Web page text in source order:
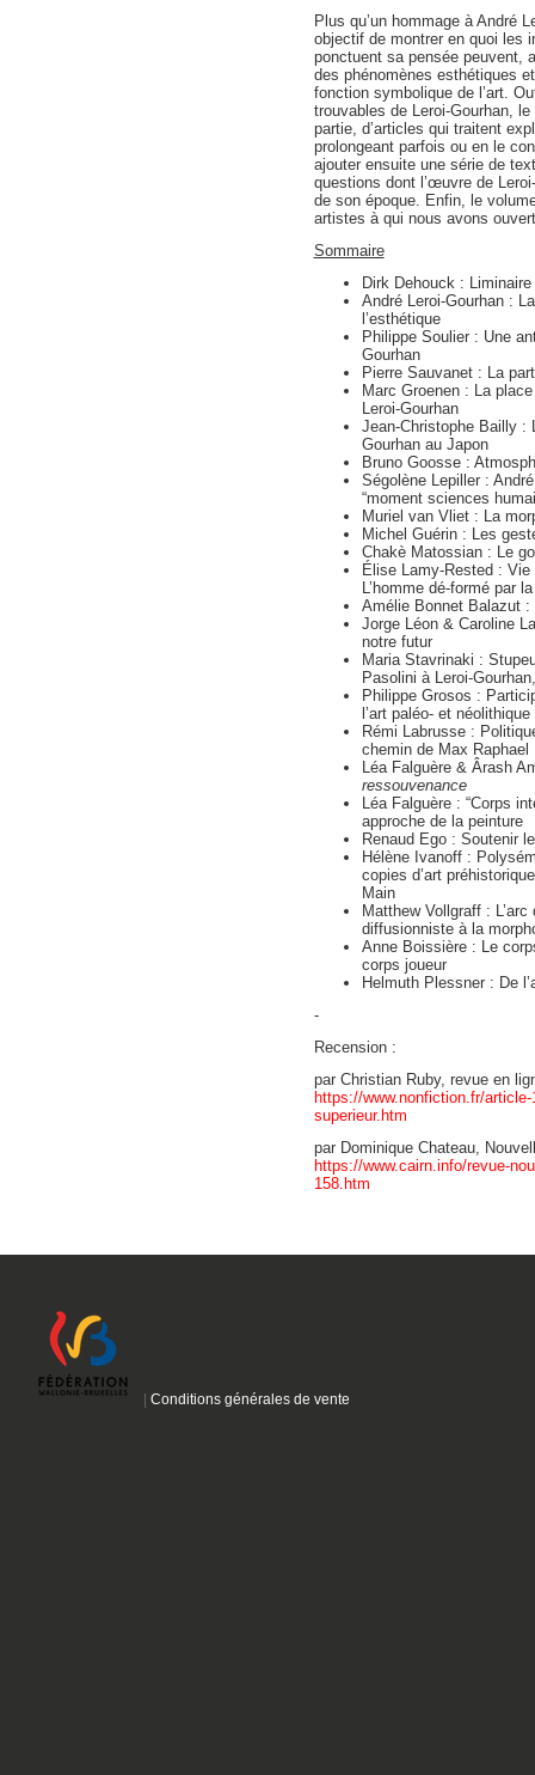
Plus qu’un hommage à André
objectif de montrer en quoi les
ponctuent sa pensée peuvent,
des phénomènes esthétiques
fonction symbolique de l’art.
trouvables de Leroi-Gourhan,
partie, d’articles qui trai­tent
prolongeant parfois ou en le
ajouter ensuite une série de
questions dont l’œuvre de
de son époque. Enfin, le
artistes à qui nous avons
Sommaire
Dirk Dehouck :
André Leroi-Gourhan :
l’esthétique
Philippe Soulier : Une
Gourhan
Pierre Sauvanet : La
Marc Groenen : La
Leroi-Gourhan
Jean-Christophe Bailly :
Gourhan au Japon
Bruno Goosse :
Ségolène Lepiller :
“moment sciences
Muriel van Vliet : La
Michel Guérin : Les
Chakè Matossian : Le
Élise Lamy-Rested :
L’homme dé-formé par
Amélie Bonnet Balazut
Jorge Léon & Caroline
notre futur
Maria Stavrinaki :
Pasolini à Leroi-
Philippe Grosos :
l’art paléo- et néolithique
Rémi Labrusse :
chemin de Max Raphael
Léa Falguère & Ârash
ressouvenance
Léa Falguère : “Corps
approche de la peinture
Renaud Ego : Soutenir
Hélène Ivanoff :
copies d’art
Main
Matthew Vollgraff : L’arc
diffusionniste à la
Anne Boissière : Le
corps joueur
Helmuth Plessner : De
-
Recension :
par Christian Ruby, revue en
https://www.nonfiction.fr/
superieur.htm
par Dominique Chateau,
https://www.cairn.info/revue-
158.htm
Conditions générales de vente